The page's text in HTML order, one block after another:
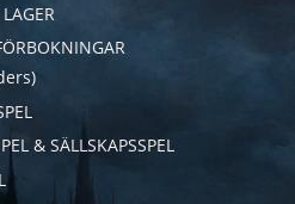
& SÄLLSKAPSSPEL